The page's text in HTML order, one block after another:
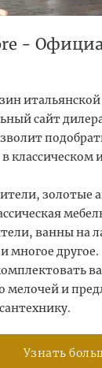
-
сайт
классическом
золотые
ванны на
многое другое.
мелочей и
Узнать